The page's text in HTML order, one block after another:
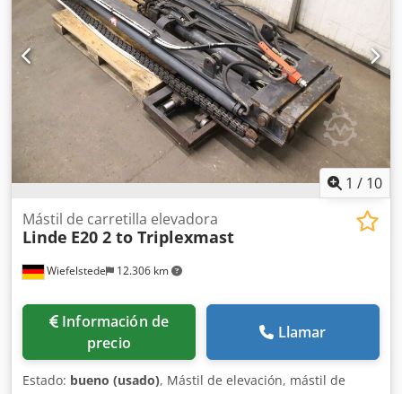
1 / 10
Wiefelstede 12.306 km
Mástil de carretilla elevadora
Linde E20 2 to Triplexmast
Información de
precio
Llamar
Estado: bueno (usado), Mástil de elevación, mástil de